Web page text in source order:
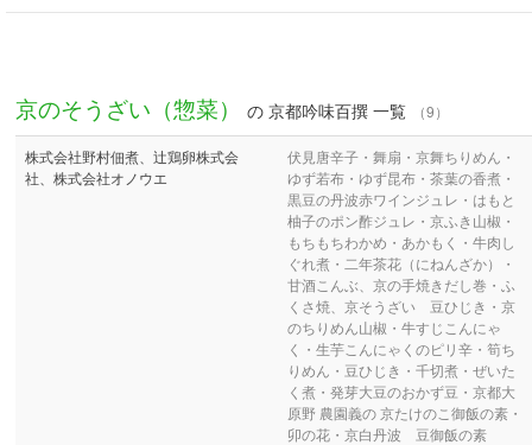
京のそうざい（惣菜） の 京都吟味百撰 一覧 （9）
株式会社野村佃煮、辻鶏卵株式会
社、株式会社オノウエ
伏見唐辛子・舞扇・京舞ちりめん・
ゆず若布・ゆず昆布・茶葉の香煮・
黒豆の丹波赤ワインジュレ・はもと
柚子のポン酢ジュレ・京ふき山椒・
もちもちわかめ・あかもく・牛肉し
ぐれ煮・二年茶花（にねんざか）・
甘酒こんぶ、京の手焼きだし巻・ふ
くさ焼、京そうざい 豆ひじき・京
のちりめん山椒・牛すじこんにゃ
く・生芋こんにゃくのピリ辛・筍ち
りめん・豆ひじき・千切煮・ぜいた
く煮・発芽大豆のおかず豆・京都大
原野 農園義の 京たけのこ御飯の素・
卯の花・京白丹波 豆御飯の素